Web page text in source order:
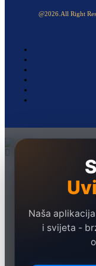
@2026.All Right
Naša
i svijeta -
Hronika